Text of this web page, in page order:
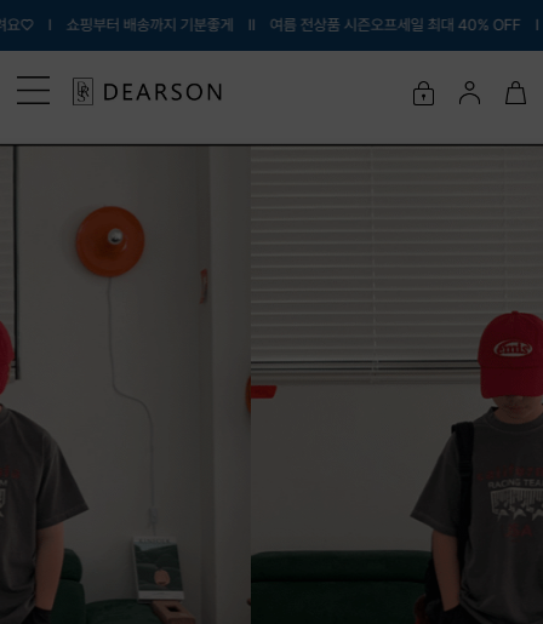
송까지 기분좋게 ΙΙ 여름 전상품 시즌오프세일 최대 40% OFF Ι 내아이에게 입힐